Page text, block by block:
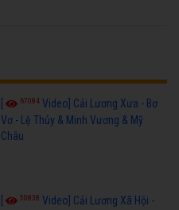
[ 67084 Video] Cải Lương Xưa - Bơ
Vơ - Lệ Thủy & Minh Vương & Mỹ
Châu
50838 Video] Cải Lương Xã Hội -